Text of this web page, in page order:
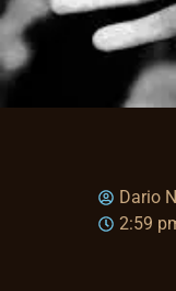
Dario
2:59